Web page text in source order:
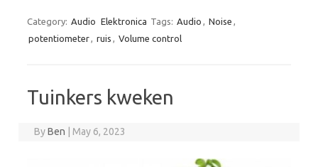
Category: Audio Elektronica Tags: Audio , Noise ,
potentiometer, ruis , Volume control
Tuinkers kweken
ByBen May 6, 2023